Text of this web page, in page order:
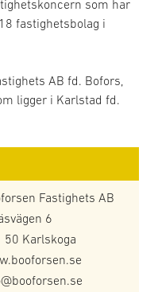
som har
fastighetsbolag i
AB fd. Bofors,
ligger i Karlstad fd.
Fastighets AB
6
50 Karlskoga